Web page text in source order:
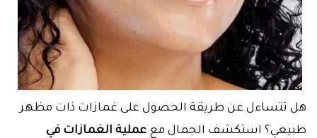
هل تتساءل عن طريقة الحصول على غمازات ذات مظهر
طبيعي؟ استكشف الجمال مع عملية الغمازات في